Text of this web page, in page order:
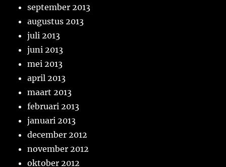
september 2013
augustus 2013
juli 2013
juni 2013
mei 2013
april 2013
maart 2013
februari 2013
januari 2013
december 2012
november 2012
oktober 2012